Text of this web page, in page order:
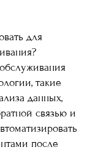
для
такие
данных,
связью и
после